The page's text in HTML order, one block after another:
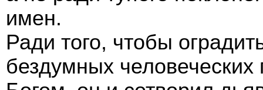
имен.
Ради того, чтобы
бездумных человеческих